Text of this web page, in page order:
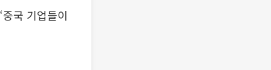
국 기업들이